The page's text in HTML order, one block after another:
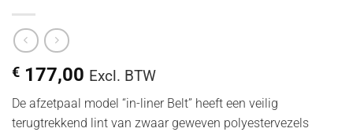
€ 177,00 Excl. BTW
De afzetpaal model “in-liner Belt” heeft een veilig
terugtrekkend lint van zwaar geweven polyestervezels